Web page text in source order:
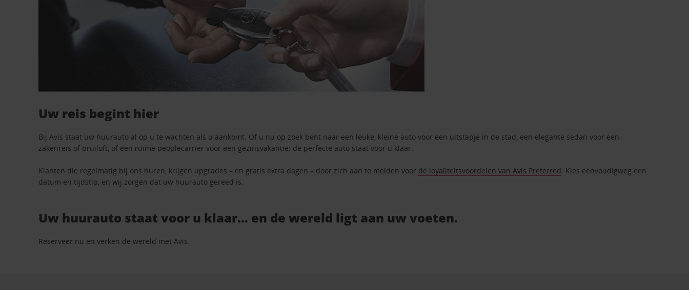
Uw reis begint hier
Bij Avis staat uw huurauto al op u te wachten als u aankomt. Of u nu op zoek bent naar een leuke, kleine auto voor een uitstapje in de stad, een elegante sedan voor een
zakenreis of bruiloft, of een ruime peoplecarrier voor een gezinsvakantie: de perfecte auto staat voor u klaar.
Klanten die regelmatig bij ons huren, krijgen upgrades – en gratis extra dagen – door zich aan te melden voor de loyaliteitsvoordelen van Avis Preferred. Kies eenvoudigweg een
datum en tijdstip, en wij zorgen dat uw huurauto gereed is.
Uw huurauto staat voor u klaar… en de wereld ligt aan uw voeten.
Reserveer nu en verken de wereld met Avis.